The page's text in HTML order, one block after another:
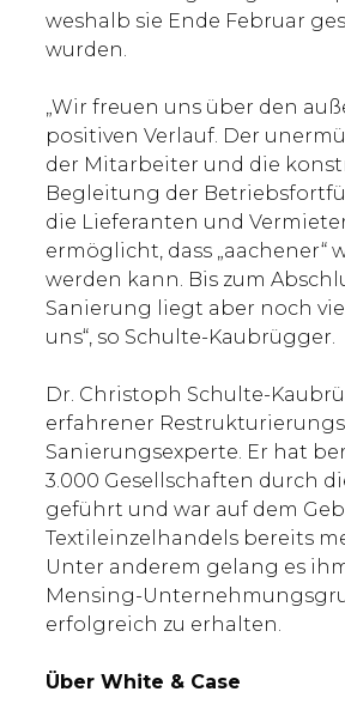
weshalb sie Ende Februar
wurden.
„Wir freuen uns über den
positiven Verlauf. Der
der Mitarbeiter und die
Begleitung der
die Lieferanten und
ermöglicht, dass „aachener“
werden kann. Bis zum
Sanierung liegt aber noch
uns“, so Schulte-Kaubrügger.
Dr. Christoph Schulte-
erfahrener
Sanierungsexperte. Er hat
3.000 Gesellschaften durch
geführt und war auf dem
Textileinzelhandels bereits
Unter anderem gelang es
Mensing-
erfolgreich zu erhalten.
Über White & Case